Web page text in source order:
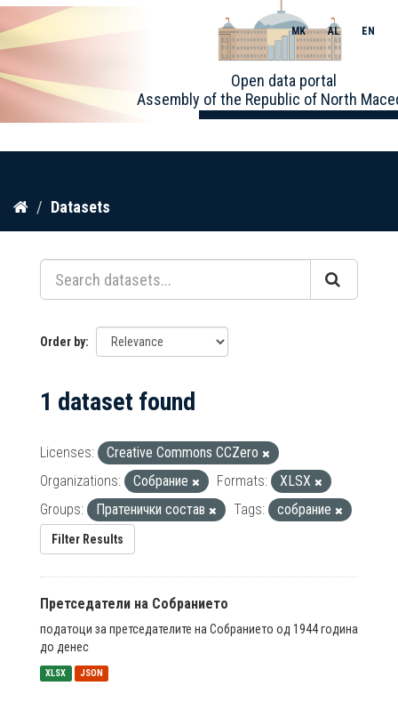
Skip
content
Open data portal
Assembly of the Republic of North
MK AL EN
Datasets
Order by
1 dataset found
Licenses:
Creative Commons CCZero
Organizations:
Собрание Formats:
XLSX
Groups:
Пратенички состав Tags: собрание
Filter Results
Претседатели на Собранието
податоци за претседателите на Собранието од 1944 година
до денес
XLSX JSON